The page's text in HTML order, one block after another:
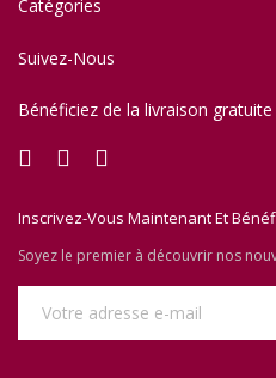
Catégories
Suivez-Nous
Bénéficiez de la livraison gratuite
Inscrivez-Vous Maintenant Et
Soyez le premier à découvrir nos